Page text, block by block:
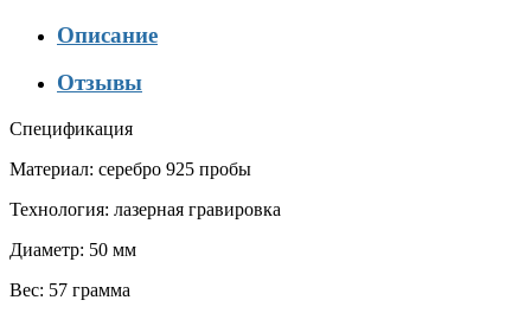
Описание
Отзывы
Спецификация
Материал: серебро 925 пробы
Технология: лазерная гравировка
Диаметр: 50 мм
Вес: 57 грамма